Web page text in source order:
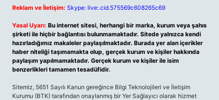
Reklam ve İletişim: Skype: live:.cid.575569c608265c69
Yasal Uyarı: Bu internet sitesi, herhangi bir marka, kurum veya şahıs
şirketi ile hiçbir bağlantısı bulunmamaktadır. Sitede yalnızca kendi
hazırladığımız makaleler paylaşılmaktadır. Burada yer alan içerikler
haber niteliği taşımamakta olup, gerçek kurum ve kişiler hakkında
paylaşım yapılmamaktadır. Gerçek kurum ve kişiler ile isim
benzerlikleri tamamen tesadüfidir.
Sitemiz, 5651 Sayılı Kanun gereğince Bilgi Teknolojileri ve İletişim
Kurumu (BTK) tarafından onaylanmış bir Yer Sağlayıcı olarak hizmet